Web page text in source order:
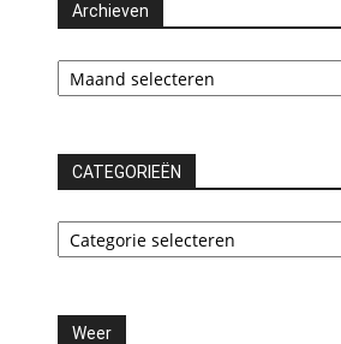
Archieven
Archieven
CATEGORIEËN
CATEGORIEËN
Weer